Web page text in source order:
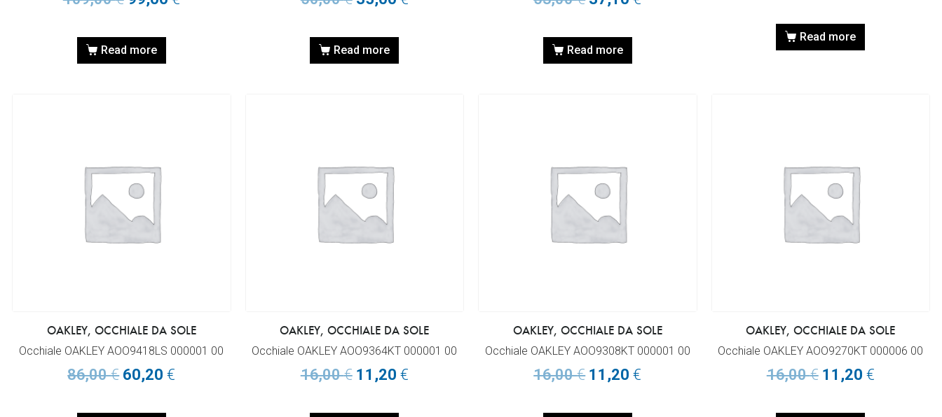
Read more Read more Read more
Read more
OAKLEY, OCCHIALE DA SOLE
Occhiale OAKLEY AOO9418LS 000001 00
86,00€ 60,20€
OAKLEY, OCCHIALE DA SOLE
Occhiale OAKLEY AOO9364KT 000001 00
16,00€ 11,20 €
OAKLEY, OCCHIALE DA SOLE
Occhiale OAKLEY AOO9308KT 000001 00
16,00€ 11,20€
OAKLEY, OCCHIALE DA SOLE
Occhiale OAKLEY AOO9270KT 000006 00
16,00€ 11,20 €